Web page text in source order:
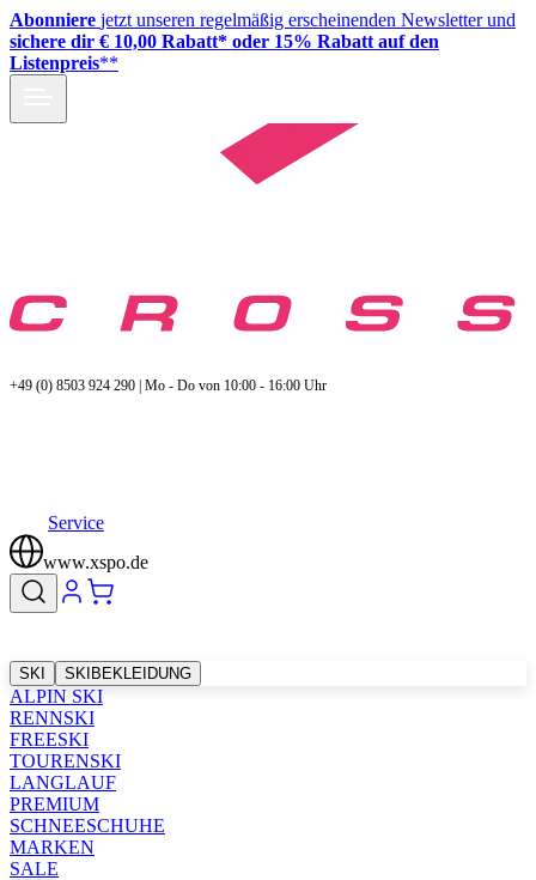
Abonniere jetzt unseren regelmäßig erscheinenden Newsletter und
sichere dir € 10,00 Rabatt* oder 15% Rabatt auf den
Listenpreis**
+49 (0) 8503 924 290 | Mo - Do von 10:00 - 16:00 Uhr
Service
www.xspo.de
SKI SKIBEKLEIDUNG
ALPIN SKI
RENNSKI
FREESKI
TOURENSKI
LANGLAUF
PREMIUM
SCHNEESCHUHE
MARKEN
SALE